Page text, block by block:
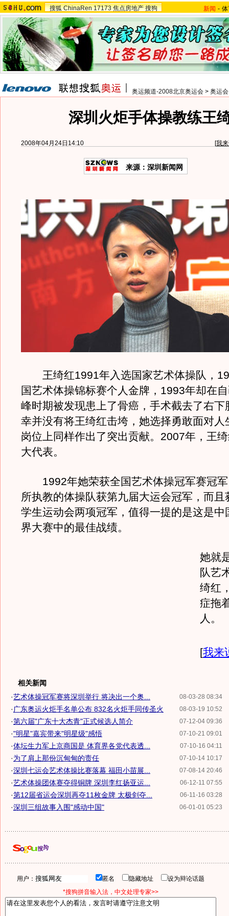
搜狐 ChinaRen 17173 焦点房地产 搜狗 新闻 -
奥运频道-2008北京奥运会 > 奥运
深圳火炬手体操教练王
2008年04月24日14:10 [我
来源：深圳新闻网
王绮红1991年入选国家艺术体操队，
国艺术体操锦标赛个人金牌，1993年却在
峰时期被发现患上了骨癌，手术截去了右下
幸并没有将王绮红击垮，她选择勇敢面对人
岗位上同样作出了突出贡献。2007年，王
大代表。
1992年她荣获全国艺术体操冠军赛冠军
所执教的体操队获第九届大运会冠军，而且
学生运动会两项冠军，值得一提的是这是中
界大赛中的最佳战绩。
她就
队艺
绮红
症拖
人。
[我来
相关新闻
08-03-28 08:34
·艺术体操冠军赛将深圳举行 将决出一个奥...
08-03-19 10:52
· 广东奥运火炬手名单公布 832名火炬手同传圣火
07-12-04 09:36
·第六届"广东十大杰青"正式候选人简介
07-10-21 09:01
·"明星"嘉宾带来"明星级"感悟
07-10-16 04:11
·体坛生力军上京商国是 体育界各党代表透...
07-10-14 10:17
·为了肩上那份沉甸甸的责任
07-08-14 20:46
·深圳七运会艺术体操比赛落幕 福田小苗展...
06-12-11 07:55
·艺术体操团体赛夺得铜牌 深圳李红扬亚运...
06-11-16 03:28
·第12届省运会深圳再夺11枚金牌 太极剑夺...
06-01-01 05:23
·深圳三组故事入围"感动中国"
用户： 匿名 隐藏地址
设为辩论话题
*搜狗拼音输入法，中文处理专家>>